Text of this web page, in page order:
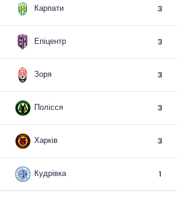
Карпати 3
Епіцентр 3
Зоря 3
Полісся 3
Харків 3
Кудрівка 1